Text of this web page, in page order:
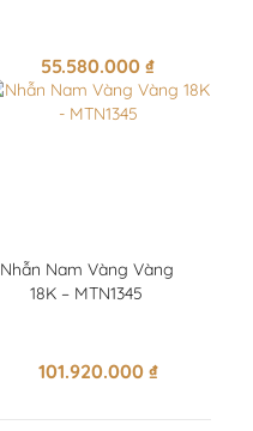
55.580.000 ₫
Nhẫn Nam Vàng Vàng
18K – MTN1345
101.920.000 ₫